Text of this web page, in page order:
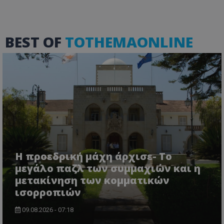
BEST OF TOTHEMAONLINE
Η προεδρική μάχη άρχισε- Το
μεγάλο παζλ των συμμαχιών και η
μετακίνηση των κομματικών
ισορροπιών
09.08.2026 - 07:18
VISITOR_PRIVACY_METADATA
YouTube